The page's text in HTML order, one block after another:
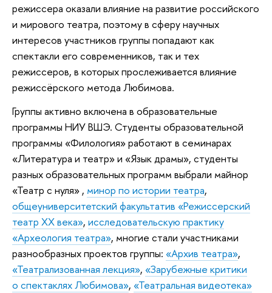
режиссера оказали влияние на развитие российского
и мирового театра, поэтому в сферу научных
интересов участников группы попадают как
спектакли его современников, так и тех
режиссеров, в которых прослеживается влияние
режиссёрского метода Любимова.
Группы активно включена в образовательные
программы НИУ ВШЭ. Студенты образовательной
программы «Филология» работают в семинарах
«Литература и театр» и «Язык драмы», студенты
разных образовательных программ выбрали майнор
«Театр с нуля» , минор по истории театра,
общеуниверситетский факультатив «Режиссерский
театр XX века», исследовательскую практику
«Археология театра», многие стали участниками
разнообразных проектов группы: «Архив театра»,
«Театрализованная лекция», «Зарубежные критики
о спектаклях Любимова», «Театральная видеотека»